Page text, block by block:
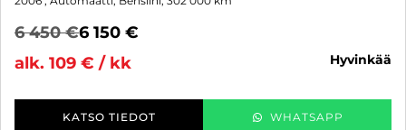
6 450 €6 150 €
alk. 109 € / kk
hyvinkää
KATSO TIEDOT WHATSAPP